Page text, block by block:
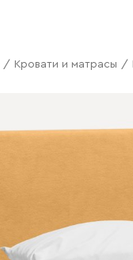
/ Кровати и матрасы /